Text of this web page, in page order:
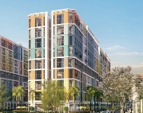
với sự triển khai
Bắc Nam và sân
sẽ trở thành
bằng Bắc Bộ,